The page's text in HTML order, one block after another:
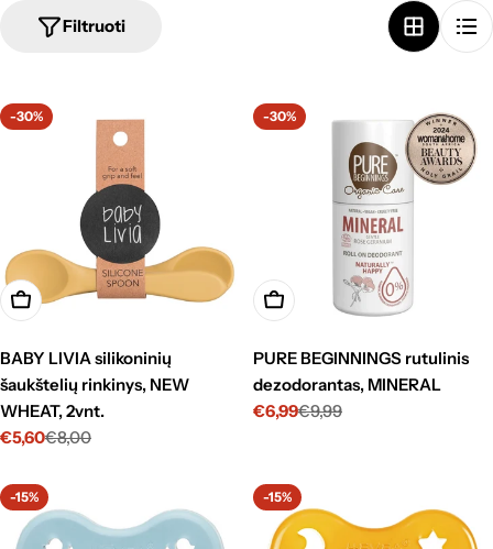
r
:
Filtruoti
-30%
Į krepšelį
BABY LIVIA silikoninių
šaukštelių rinkinys, NEW
WHEAT, 2vnt.
Kaina
nuolaida
€5,60
Standartinė
€8,00
-30%
Į krepšelį
PURE BEGINNINGS rutulinis
dezodorantas, MINERAL
Kaina
€6,99
Standartinė
€9,99
-15% -15%